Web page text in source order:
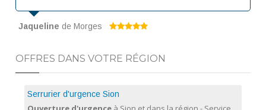
Jaqueline de Morges
OFFRES DANS VOTRE RÉGION
Serrurier d'urgence Sion